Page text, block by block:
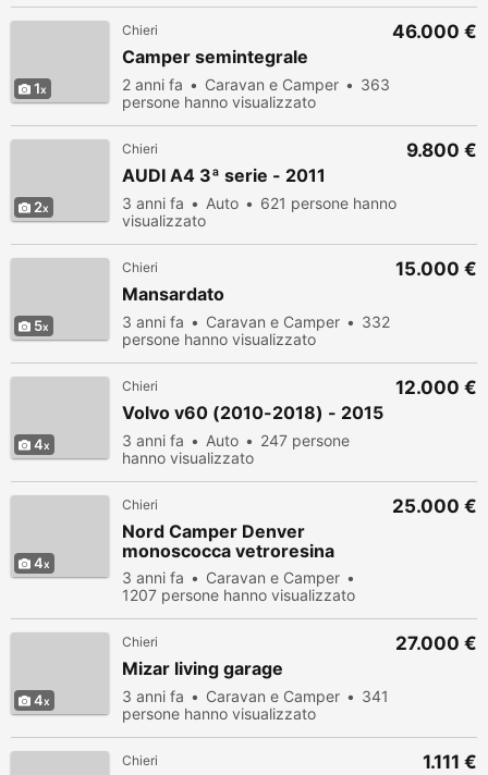
1
Chieri
Camper semintegrale
2 anni fa Caravan e Camper
363
persone hanno visualizzato
46.000 €
2
Chieri
AUDI A4 3ª serie - 2011
3 anni fa Auto
621 persone hanno
visualizzato
9.800 €
5
Chieri
Mansardato
3 anni fa Caravan e Camper
332
persone hanno visualizzato
15.000 €
4
Chieri
Volvo v60 (2010-2018) - 2015
3 anni fa Auto
247 persone
hanno visualizzato
12.000 €
4
Chieri
Nord Camper Denver
monoscocca vetroresina
3 anni fa
Caravan e Camper
1207 persone hanno visualizzato
25.000 €
4
Chieri
Mizar living garage
3 anni fa Caravan e Camper
341
persone hanno visualizzato
27.000 €
Chieri 1.111 €